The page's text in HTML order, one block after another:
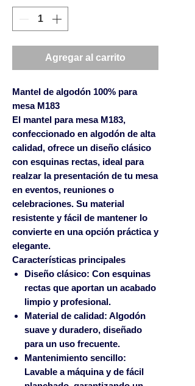
Agregar al carrito
Mantel de algodón 100% para
mesa M183
El mantel para mesa M183,
confeccionado en algodón de alta
calidad, ofrece un diseño clásico
con esquinas rectas, ideal para
realzar la presentación de tu mesa
en eventos, reuniones o
celebraciones. Su material
resistente y fácil de mantener lo
convierte en una opción práctica y
elegante.
Características principales
Diseño clásico: Con esquinas
rectas que aportan un acabado
limpio y profesional.
Material de calidad: Algodón
suave y duradero, diseñado
para un uso frecuente.
Mantenimiento sencillo:
Lavable a máquina y de fácil